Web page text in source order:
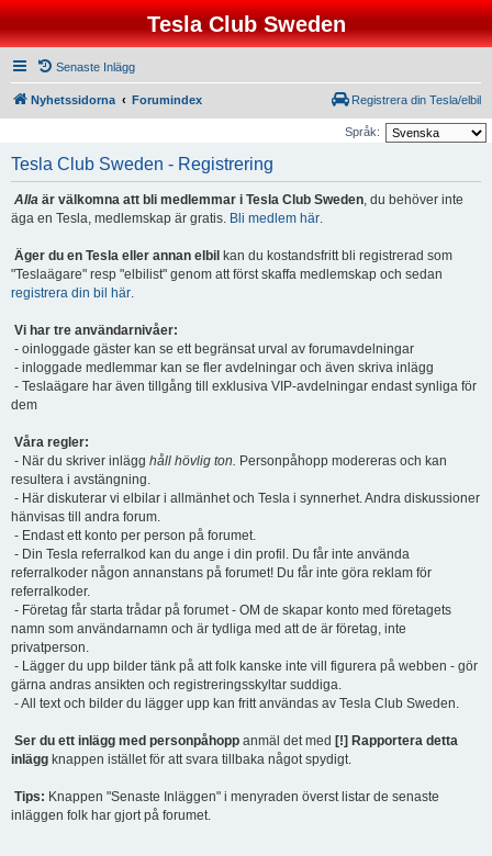
Tesla Club Sweden
Senaste Inlägg
Nyhetssidorna Forumindex Registrera din Tesla/elbil
Språk:
Tesla Club Sweden - Registrering
Alla är välkomna att bli medlemmar i Tesla Club Sweden, du behöver inte
äga en Tesla, medlemskap är gratis. Bli medlem här.
Äger du en Tesla eller annan elbil kan du kostandsfritt bli registrerad som
"Teslaägare" resp "elbilist" genom att först skaffa medlemskap och sedan
registrera din bil här.
Vi har tre användarnivåer:
- oinloggade gäster kan se ett begränsat urval av forumavdelningar
- inloggade medlemmar kan se fler avdelningar och även skriva inlägg
- Teslaägare har även tillgång till exklusiva VIP-avdelningar endast synliga för
dem
Våra regler:
- När du skriver inlägg håll hövlig ton. Personpåhopp modereras och kan
resultera i avstängning.
- Här diskuterar vi elbilar i allmänhet och Tesla i synnerhet. Andra diskussioner
hänvisas till andra forum.
- Endast ett konto per person på forumet.
- Din Tesla referralkod kan du ange i din profil. Du får inte använda
referralkoder någon annanstans på forumet! Du får inte göra reklam för
referralkoder.
- Företag får starta trådar på forumet - OM de skapar konto med företagets
namn som användarnamn och är tydliga med att de är företag, inte
privatperson.
- Lägger du upp bilder tänk på att folk kanske inte vill figurera på webben - gör
gärna andras ansikten och registreringsskyltar suddiga.
- All text och bilder du lägger upp kan fritt användas av Tesla Club Sweden.
Ser du ett inlägg med personpåhopp anmäl det med [!] Rapportera detta
inlägg knappen istället för att svara tillbaka något spydigt.
Tips: Knappen "Senaste Inläggen" i menyraden överst listar de senaste
inläggen folk har gjort på forumet.